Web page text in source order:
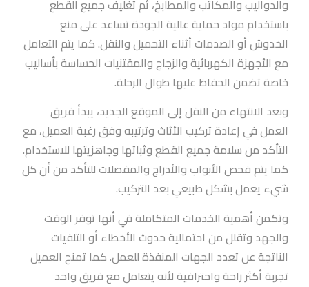
والدواليب والمكاتب والمطابخ، ثم تغليف جميع القطع
باستخدام مواد حماية عالية الجودة تساعد على منع
الخدوش أو الصدمات أثناء التحميل والنقل. كما يتم التعامل
مع الأجهزة الكهربائية والزجاج والمقتنيات الحساسة بأساليب
خاصة تضمن الحفاظ عليها طوال الرحلة.
وبعد الانتهاء من النقل إلى الموقع الجديد، يبدأ فريق
العمل في إعادة تركيب الأثاث وترتيبه وفق رغبة العميل، مع
التأكد من سلامة جميع القطع وثباتها وجاهزيتها للاستخدام.
كما يتم فحص الأبواب والأدراج والمفصلات للتأكد من أن كل
شيء يعمل بشكل طبيعي بعد التركيب.
وتكمن أهمية الخدمات المتكاملة في أنها توفر الوقت
والجهد وتقلل من احتمالية حدوث الأخطاء أو التلفيات
الناتجة عن تعدد الجهات المنفذة للعمل. كما تمنح العميل
تجربة أكثر راحة واحترافية لأنه يتعامل مع فريق واحد